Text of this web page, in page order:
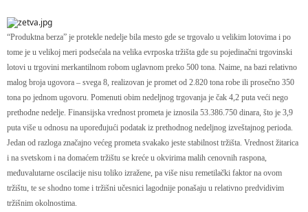
“Produktna berza” je protekle nedelje bila mesto gde se trgovalo u velikim lotovima i po
tome je u velikoj meri podsećala na velika evrposka tržišta gde su pojedinačni trgovinski
lotovi u trgovini merkantilnom robom uglavnom preko 500 tona. Naime, na bazi relativno
malog broja ugovora – svega 8, realizovan je promet od 2.820 tona robe ili prosečno 350
tona po jednom ugovoru. Pomenuti obim nedeljnog trgovanja je čak 4,2 puta veći nego
prethodne nedelje. Finansijska vrednost prometa je iznosila 53.386.750 dinara, što je 3,9
puta više u odnosu na upoređujući podatak iz prethodnog nedeljnog izveštajnog perioda.
Jedan od razloga značajno većeg prometa svakako jeste stabilnost tržišta. Vrednost žitarica
i na svetskom i na domaćem tržištu se kreće u okvirima malih cenovnih raspona,
međuvalutarne oscilacije nisu toliko izražene, pa više nisu remetilački faktor na ovom
tržištu, te se shodno tome i tržišni učesnici lagodnije ponašaju u relativno predvidivim
tržišnim okolnostima.